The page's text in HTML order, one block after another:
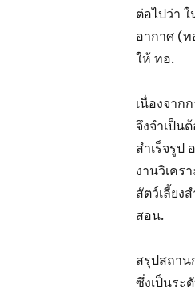
ต่อไปว่า
อากาศ (ท
ให้ ทอ.
เนื่องจาก
จึงจำเป็น
สำเร็จรูป
งานวิเคร
สัตว์เลี้ยง
สอน.
สรุปสถาน
ซึ่งเป็นระ